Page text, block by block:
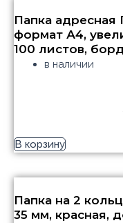
Папка
формат А4,
100 листов,
в наличии
В корзину
Папка на 2
35 мм, красная,